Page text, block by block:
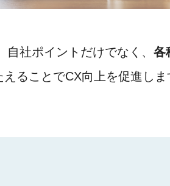
自社ポイントだけでなく、 各
ることでCX向上を促進しま